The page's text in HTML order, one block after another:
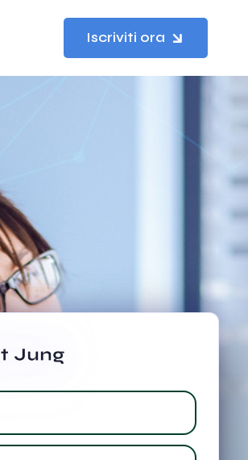
Iscriviti ora